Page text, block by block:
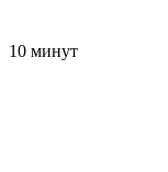
10 минут